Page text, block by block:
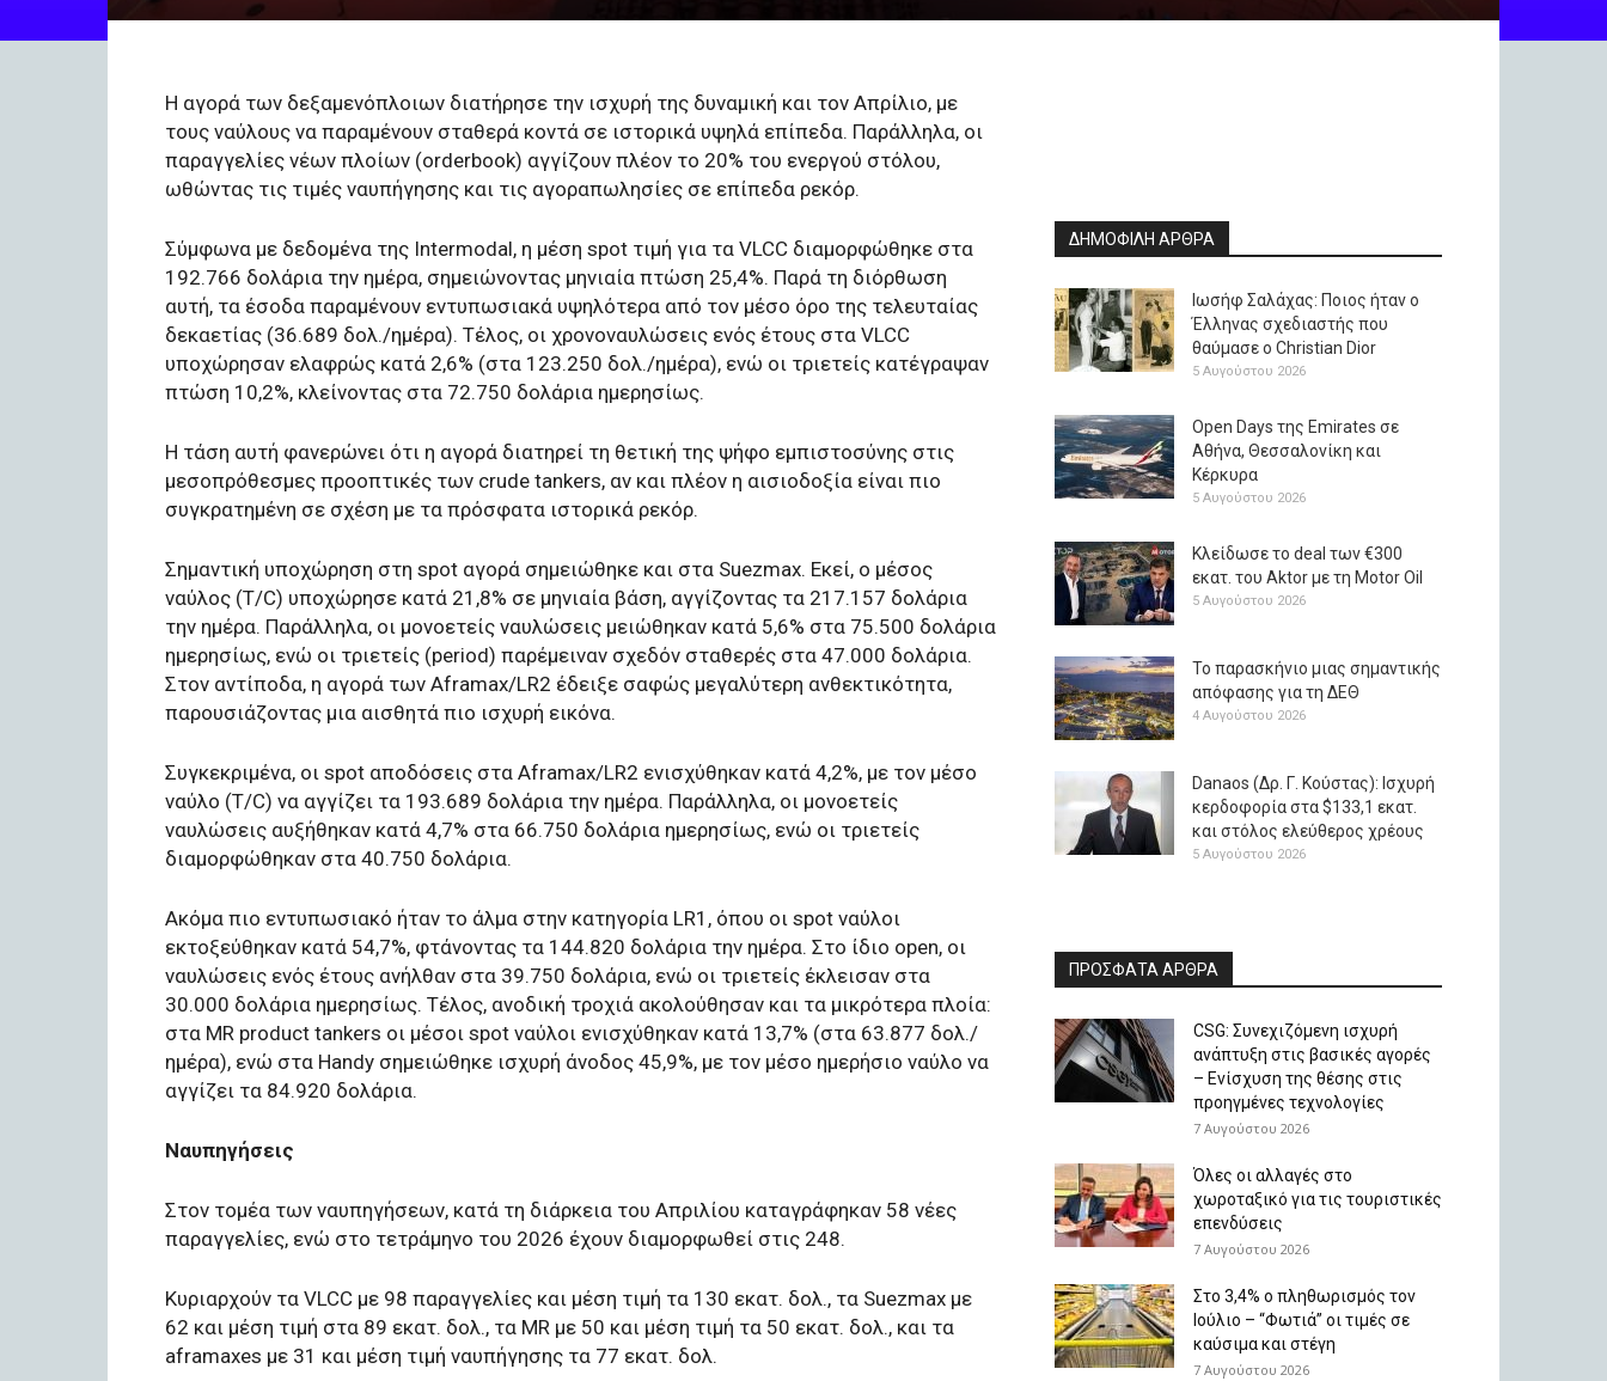
Η αγορά των δεξαμενόπλοιων διατήρησε την ισχυρή της δυναμική και τον Απρίλιο, με
τους ναύλους να παραμένουν σταθερά κοντά σε ιστορικά υψηλά επίπεδα. Παράλληλα, οι
παραγγελίες νέων πλοίων (orderbook) αγγίζουν πλέον το 20% του ενεργού στόλου,
ωθώντας τις τιμές ναυπήγησης και τις αγοραπωλησίες σε επίπεδα ρεκόρ.
Σύμφωνα με δεδομένα της Intermodal, η μέση spot τιμή για τα VLCC διαμορφώθηκε στα
192.766 δολάρια την ημέρα, σημειώνοντας μηνιαία πτώση 25,4%. Παρά τη διόρθωση
αυτή, τα έσοδα παραμένουν εντυπωσιακά υψηλότερα από τον μέσο όρο της τελευταίας
δεκαετίας (36.689 δολ./ημέρα). Τέλος, οι χρονοναυλώσεις ενός έτους στα VLCC
υποχώρησαν ελαφρώς κατά 2,6% (στα 123.250 δολ./ημέρα), ενώ οι τριετείς κατέγραψαν
πτώση 10,2%, κλείνοντας στα 72.750 δολάρια ημερησίως.
Η τάση αυτή φανερώνει ότι η αγορά διατηρεί τη θετική της ψήφο εμπιστοσύνης στις
μεσοπρόθεσμες προοπτικές των crude tankers, αν και πλέον η αισιοδοξία είναι πιο
συγκρατημένη σε σχέση με τα πρόσφατα ιστορικά ρεκόρ.
Σημαντική υποχώρηση στη spot αγορά σημειώθηκε και στα Suezmax. Εκεί, ο μέσος
ναύλος (T/C) υποχώρησε κατά 21,8% σε μηνιαία βάση, αγγίζοντας τα 217.157 δολάρια
την ημέρα. Παράλληλα, οι μονοετείς ναυλώσεις μειώθηκαν κατά 5,6% στα 75.500 δολάρια
ημερησίως, ενώ οι τριετείς (period) παρέμειναν σχεδόν σταθερές στα 47.000 δολάρια.
Στον αντίποδα, η αγορά των Aframax/LR2 έδειξε σαφώς μεγαλύτερη ανθεκτικότητα,
παρουσιάζοντας μια αισθητά πιο ισχυρή εικόνα.
Συγκεκριμένα, οι spot αποδόσεις στα Aframax/LR2 ενισχύθηκαν κατά 4,2%, με τον μέσο
ναύλο (T/C) να αγγίζει τα 193.689 δολάρια την ημέρα. Παράλληλα, οι μονοετείς
ναυλώσεις αυξήθηκαν κατά 4,7% στα 66.750 δολάρια ημερησίως, ενώ οι τριετείς
διαμορφώθηκαν στα 40.750 δολάρια.
Ακόμα πιο εντυπωσιακό ήταν το άλμα στην κατηγορία LR1, όπου οι spot ναύλοι
εκτοξεύθηκαν κατά 54,7%, φτάνοντας τα 144.820 δολάρια την ημέρα. Στο ίδιο open, οι
ναυλώσεις ενός έτους ανήλθαν στα 39.750 δολάρια, ενώ οι τριετείς έκλεισαν στα
30.000 δολάρια ημερησίως. Τέλος, ανοδική τροχιά ακολούθησαν και τα μικρότερα πλοία:
στα MR product tankers οι μέσοι spot ναύλοι ενισχύθηκαν κατά 13,7% (στα 63.877 δολ./
ημέρα), ενώ στα Handy σημειώθηκε ισχυρή άνοδος 45,9%, με τον μέσο ημερήσιο ναύλο να
αγγίζει τα 84.920 δολάρια.
Ναυπηγήσεις
Στον τομέα των ναυπηγήσεων, κατά τη διάρκεια του Απριλίου καταγράφηκαν 58 νέες
παραγγελίες, ενώ στο τετράμηνο του 2026 έχουν διαμορφωθεί στις 248.
Κυριαρχούν τα VLCC με 98 παραγγελίες και μέση τιμή τα 130 εκατ. δολ., τα Suezmax με
62 και μέση τιμή στα 89 εκατ. δολ., τα MR με 50 και μέση τιμή τα 50 εκατ. δολ., και τα
aframaxes με 31 και μέση τιμή ναυπήγησης τα 77 εκατ. δολ.
ΔΗΜΟΦΙΛΗ ΑΡΘΡΑ
Ιωσήφ Σαλάχας: Ποιος ήταν ο
Έλληνας σχεδιαστής που
θαύμασε ο Christian Dior
5 Αυγούστου 2026
Open Days της Emirates σε
Αθήνα, Θεσσαλονίκη και
Κέρκυρα
5 Αυγούστου 2026
Κλείδωσε το deal των €300
εκατ. του Aktor με τη Μotor Oil
5 Αυγούστου 2026
Το παρασκήνιο μιας σημαντικής
απόφασης για τη ΔΕΘ
4 Αυγούστου 2026
Danaos (Δρ. Γ. Κούστας): Ισχυρή
κερδοφορία στα $133,1 εκατ.
και στόλος ελεύθερος χρέους
5 Αυγούστου 2026
ΠΡΟΣΦΑΤΑ ΑΡΘΡΑ
CSG: Συνεχιζόμενη ισχυρή
ανάπτυξη στις βασικές αγορές
– Ενίσχυση της θέσης στις
προηγμένες τεχνολογίες
7 Αυγούστου 2026
Όλες οι αλλαγές στο
χωροταξικό για τις τουριστικές
επενδύσεις
7 Αυγούστου 2026
Στο 3,4% ο πληθωρισμός τον
Ιούλιο – “Φωτιά” οι τιμές σε
καύσιμα και στέγη
7 Αυγούστου 2026